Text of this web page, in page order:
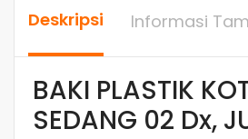
Deskripsi Informasi
BAKI PLASTIK
SEDANG 02 Dx,